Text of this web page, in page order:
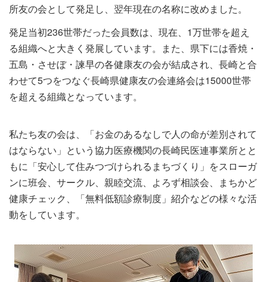
所友の会として発足し、翌年現在の名称に改めました。
発足当初236世帯だった会員数は、現在、1万世帯を超え
る組織へと大きく発展しています。また、県下には香焼・
五島・させぼ・諫早の各健康友の会が結成され、長崎と合
わせて5つをつなぐ長崎県健康友の会連絡会は15000世帯
を超える組織となっています。
私たち友の会は、「お金のあるなしで人の命が差別されて
はならない」という協力医療機関の長崎民医連事業所とと
もに「安心して住みつづけられるまちづくり」をスローガ
ンに班会、サークル、親睦交流、よろず相談会、まちかど
健康チェック、「無料低額診療制度」紹介などの様々な活
動をしています。